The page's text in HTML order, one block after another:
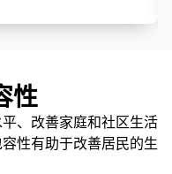
性
、改善家庭和社区生活
性有助于改善居民的生